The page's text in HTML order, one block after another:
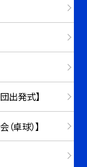
出発式】
卓球）】